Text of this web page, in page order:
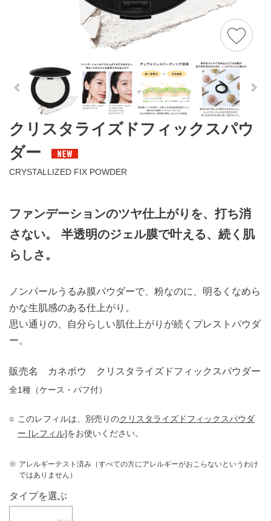
クリスタライズドフィックスパウ
ダー
CRYSTALLIZED FIX POWDER
ファンデーションのツヤ仕上がりを、打ち消
さない。
半透明のジェル膜で叶える、続く肌
らしさ。
ノンパールうるみ膜パウダーで、粉なのに、明るくなめら
かな生肌感のある仕上がり。
思い通りの、自分らしい肌仕上がりが続くプレストパウダ
ー。
販売名 カネボウ クリスタライズドフィックスパウダー
全1種（ケース・パフ付）
このレフィルは、別売りのクリスタライズドフィックスパウダ
ー [レフィル]をお使いください。
アレルギーテスト済み（すべての方にアレルギーがおこらないというわけ
ではありません）
タイプを選ぶ